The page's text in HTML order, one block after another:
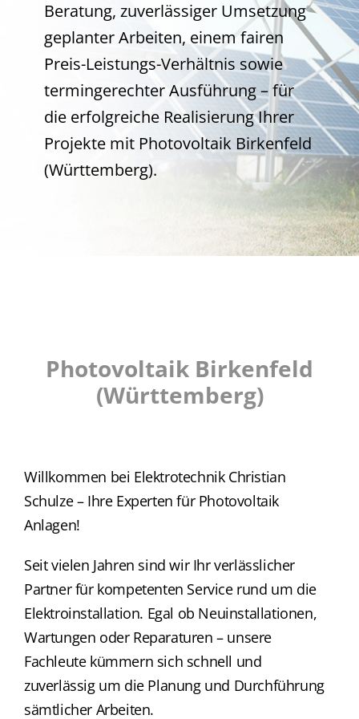
Beratung, zuverlässiger Umsetzung
geplanter Arbeiten, einem fairen
Preis-Leistungs-Verhältnis sowie
termingerechter Ausführung – für
die erfolgreiche Realisierung Ihrer
Projekte mit Photovoltaik Birkenfeld
(Württemberg).
Photovoltaik Birkenfeld
(Württemberg)
Willkommen bei Elektrotechnik Christian
Schulze – Ihre Experten für Photovoltaik
Anlagen!
Seit vielen Jahren sind wir Ihr verlässlicher
Partner für kompetenten Service rund um die
Elektroinstallation. Egal ob Neuinstallationen,
Wartungen oder Reparaturen – unsere
Fachleute kümmern sich schnell und
zuverlässig um die Planung und Durchführung
sämtlicher Arbeiten.